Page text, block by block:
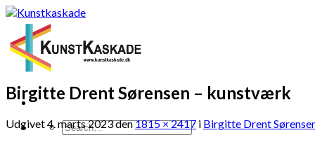
Skip
content
Birgitte Drent Sørensen – kunstværk
Udgivet4. marts 2023den1815 × 2417 i Birgitte Drent